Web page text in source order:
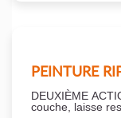
PEINTURE
DEUXIÈME
couche, laisse